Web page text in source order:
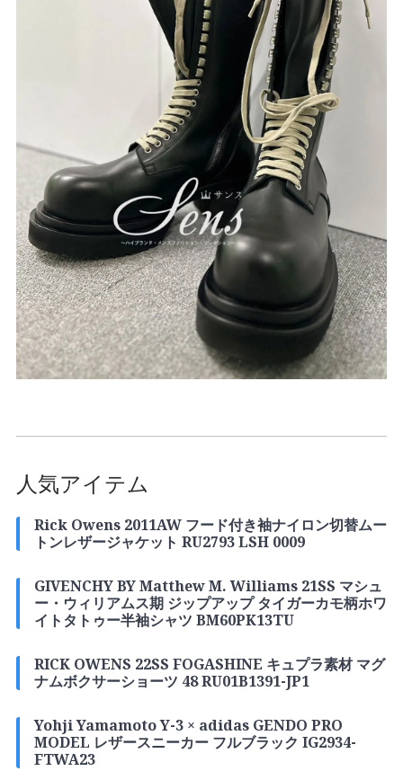
人気アイテム
Rick Owens 2011AW フード付き袖ナイロン切替ムー
トンレザージャケット RU2793 LSH 0009
GIVENCHY BY Matthew M. Williams 21SS マシュ
ー・ウィリアムス期 ジップアップ タイガーカモ柄ホワ
イトタトゥー半袖シャツ BM60PK13TU
RICK OWENS 22SS FOGASHINE キュプラ素材 マグ
ナムボクサーショーツ 48 RU01B1391-JP1
Yohji Yamamoto Y-3 × adidas GENDO PRO
MODEL レザースニーカー フルブラック IG2934-
FTWA23